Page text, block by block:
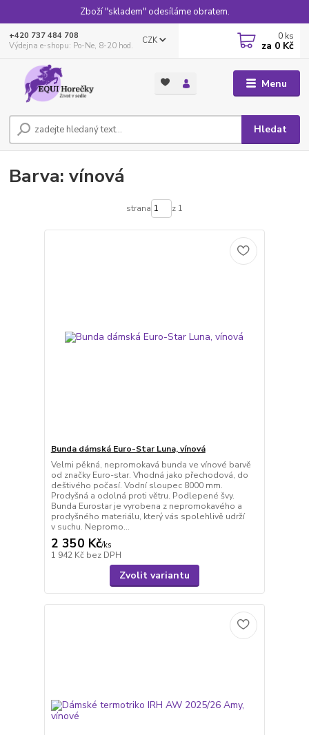
Zboží "skladem" odesíláme obratem.
Menu
CZK
Hledat
+420 737 484 708
Výdejna e-shopu: Po-Ne, 8-20 hod.
0 ks
za 0 Kč
Barva: vínová
strana z 1
Bunda dámská Euro-Star Luna, vínová
Velmi pěkná, nepromokavá bunda ve vínové barvě
od značky Euro-star. Vhodná jako přechodová, do
deštivého počasí. Vodní sloupec 8000 mm.
Prodyšná a odolná proti větru. Podlepené švy.
Bunda Eurostar je vyrobena z nepromokavého a
prodyšného materiálu, který vás spolehlivě udrží
v suchu. Nepromo...
2 350 Kč/ks
1 942 Kč bez DPH
Zvolit variantu